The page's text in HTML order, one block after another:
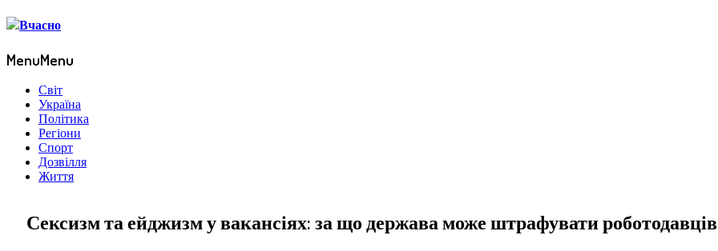
MenuMenu
Світ
Україна
Політика
Регіони
Спорт
Дозвілля
Життя
Сексизм та ейджизм у вакансіях: за що держава може штрафувати роботодавців